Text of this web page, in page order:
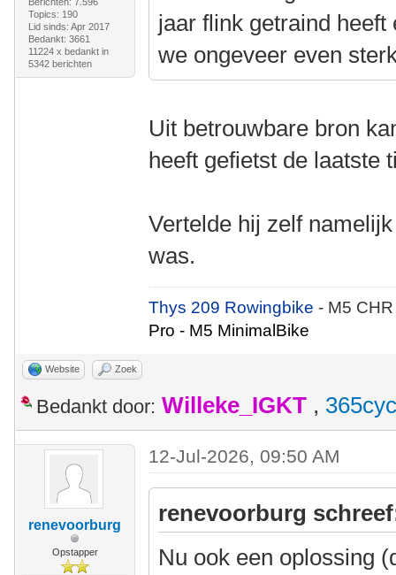
Topics: 190
Lid sinds: Apr 2017
Bedankt: 3661
11224 x bedankt in
5342 berichten
jaar flink getraind
we ongeveer even
Uit betrouwbare bron
heeft gefietst de laatste
Vertelde hij zelf
was.
Thys 209 Rowingbike- M5
Pro - M5 MinimalBike
Website Zoek
Bedankt door: Willeke_IGKT ,
renevoorburg
Opstapper
12-Jul-2026, 09:50 AM
renevoorburg
Nu ook een oplossing